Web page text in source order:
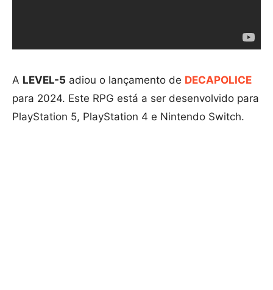
A LEVEL-5 adiou o lançamento de DECAPOLICE
para 2024. Este RPG está a ser desenvolvido para
PlayStation 5, PlayStation 4 e Nintendo Switch.